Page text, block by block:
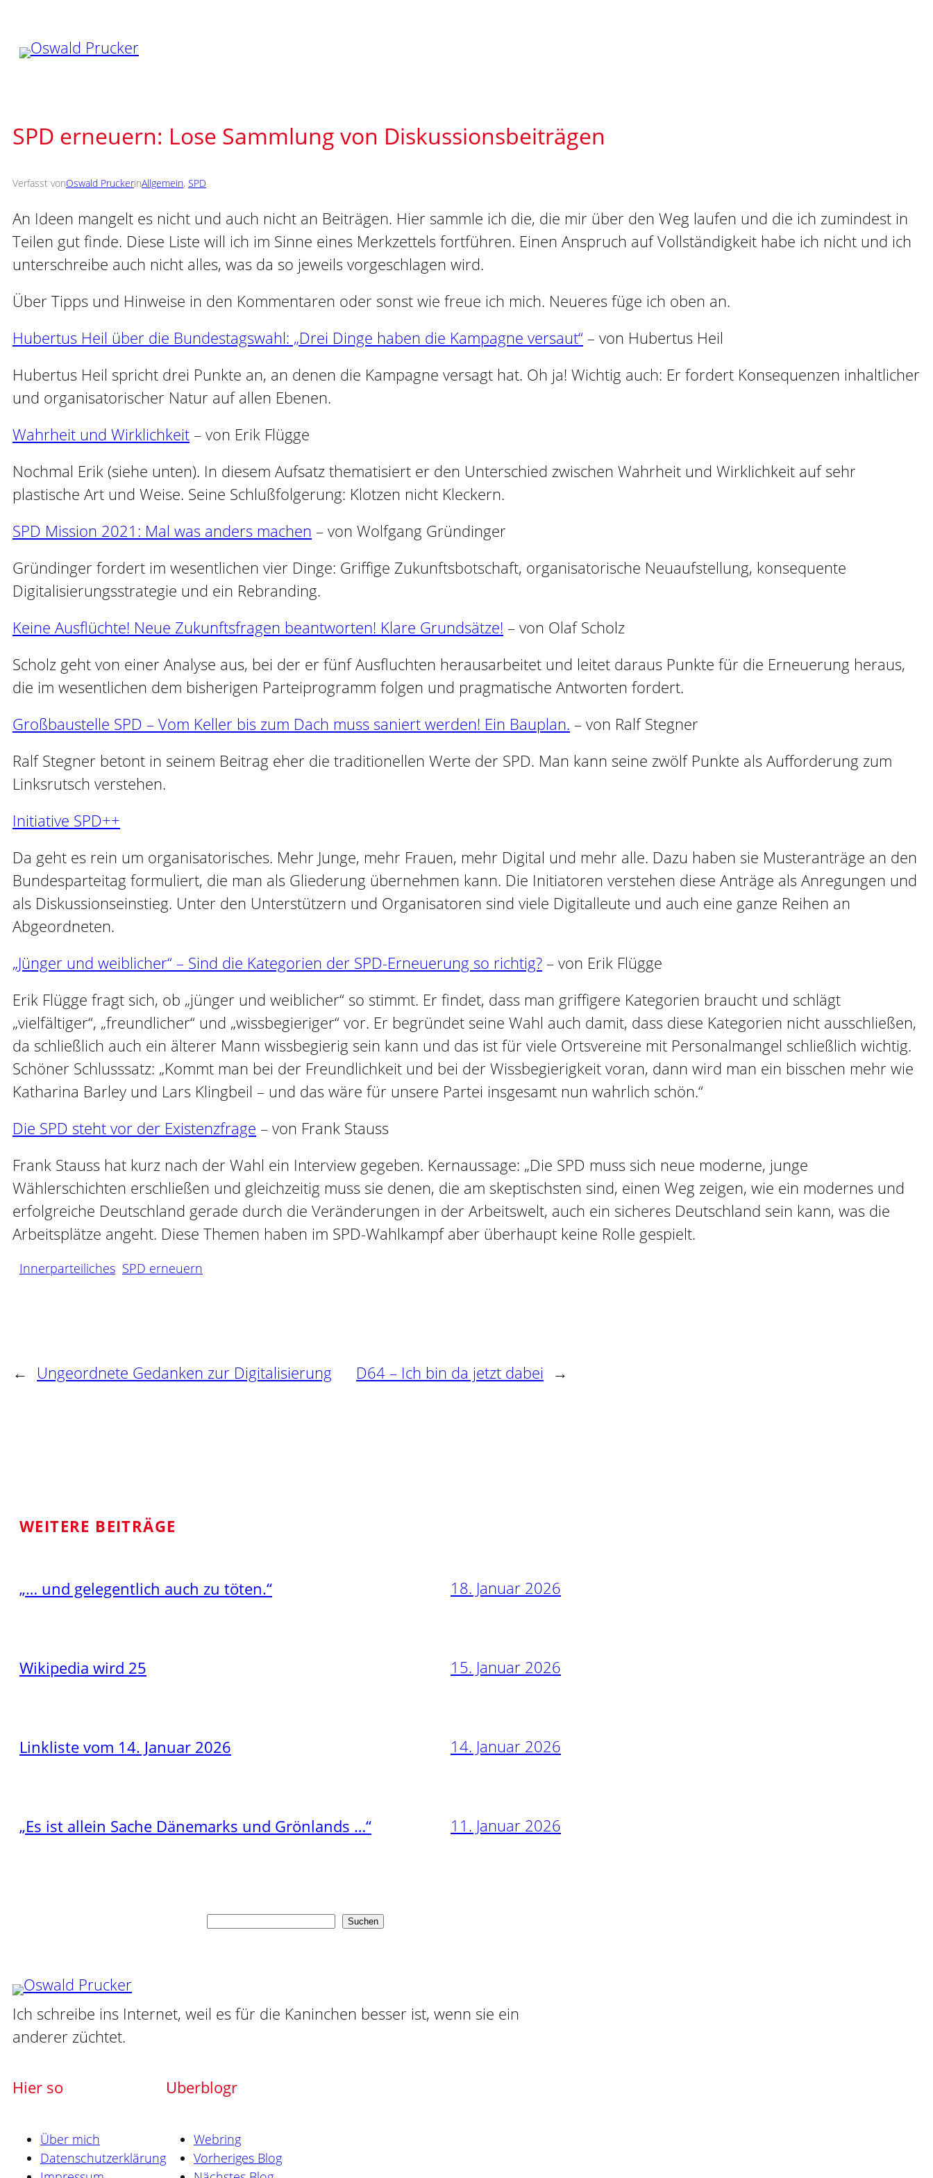
Inhalt
springen
SPD erneuern: Lose Sammlung von Diskussionsbeiträgen
Verfasst vonOswald PruckerinAllgemein, SPD
An Ideen mangelt es nicht und auch nicht an Beiträgen. Hier sammle ich die, die mir über den Weg laufen und die ich zumindest in
Teilen gut finde. Diese Liste will ich im Sinne eines Merkzettels fortführen. Einen Anspruch auf Vollständigkeit habe ich nicht und ich
unterschreibe auch nicht alles, was da so jeweils vorgeschlagen wird.
Über Tipps und Hinweise in den Kommentaren oder sonst wie freue ich mich. Neueres füge ich oben an.
Hubertus Heil über die Bundestagswahl: „Drei Dinge haben die Kampagne versaut“ – von Hubertus Heil
Hubertus Heil spricht drei Punkte an, an denen die Kampagne versagt hat. Oh ja! Wichtig auch: Er fordert Konsequenzen inhaltlicher
und organisatorischer Natur auf allen Ebenen.
Wahrheit und Wirklichkeit – von Erik Flügge
Nochmal Erik (siehe unten). In diesem Aufsatz thematisiert er den Unterschied zwischen Wahrheit und Wirklichkeit auf sehr
plastische Art und Weise. Seine Schlußfolgerung: Klotzen nicht Kleckern.
SPD Mission 2021: Mal was anders machen – von Wolfgang Gründinger
Gründinger fordert im wesentlichen vier Dinge: Griffige Zukunftsbotschaft, organisatorische Neuaufstellung, konsequente
Digitalisierungsstrategie und ein Rebranding.
Keine Ausflüchte! Neue Zukunftsfragen beantworten! Klare Grundsätze! – von Olaf Scholz
Scholz geht von einer Analyse aus, bei der er fünf Ausfluchten herausarbeitet und leitet daraus Punkte für die Erneuerung heraus,
die im wesentlichen dem bisherigen Parteiprogramm folgen und pragmatische Antworten fordert.
Großbaustelle SPD – Vom Keller bis zum Dach muss saniert werden! Ein Bauplan. – von Ralf Stegner
Ralf Stegner betont in seinem Beitrag eher die traditionellen Werte der SPD. Man kann seine zwölf Punkte als Aufforderung zum
Linksrutsch verstehen.
Initiative SPD++
Da geht es rein um organisatorisches. Mehr Junge, mehr Frauen, mehr Digital und mehr alle. Dazu haben sie Musteranträge an den
Bundesparteitag formuliert, die man als Gliederung übernehmen kann. Die Initiatoren verstehen diese Anträge als Anregungen und
als Diskussionseinstieg. Unter den Unterstützern und Organisatoren sind viele Digitalleute und auch eine ganze Reihen an
Abgeordneten.
„Jünger und weiblicher“ – Sind die Kategorien der SPD-Erneuerung so richtig? – von Erik Flügge
Erik Flügge fragt sich, ob „jünger und weiblicher“ so stimmt. Er findet, dass man griffigere Kategorien braucht und schlägt
„vielfältiger“, „freundlicher“ und „wissbegieriger“ vor. Er begründet seine Wahl auch damit, dass diese Kategorien nicht ausschließen,
da schließlich auch ein älterer Mann wissbegierig sein kann und das ist für viele Ortsvereine mit Personalmangel schließlich wichtig.
Schöner Schlusssatz: „Kommt man bei der Freundlichkeit und bei der Wissbegierigkeit voran, dann wird man ein bisschen mehr wie
Katharina Barley und Lars Klingbeil – und das wäre für unsere Partei insgesamt nun wahrlich schön.“
Die SPD steht vor der Existenzfrage – von Frank Stauss
Frank Stauss hat kurz nach der Wahl ein Interview gegeben. Kernaussage: „Die SPD muss sich neue moderne, junge
Wählerschichten erschließen und gleichzeitig muss sie denen, die am skeptischsten sind, einen Weg zeigen, wie ein modernes und
erfolgreiche Deutschland gerade durch die Veränderungen in der Arbeitswelt, auch ein sicheres Deutschland sein kann, was die
Arbeitsplätze angeht. Diese Themen haben im SPD-Wahlkampf aber überhaupt keine Rolle gespielt.
Innerparteiliches SPD erneuern
← Ungeordnete Gedanken zur Digitalisierung D64 – Ich bin da jetzt dabei →
WEITERE BEITRÄGE
„… und gelegentlich auch zu töten.“ 18. Januar 2026
Wikipedia wird 25 15. Januar 2026
Linkliste vom 14. Januar 2026 14. Januar 2026
„Es ist allein Sache Dänemarks und Grönlands …“ 11. Januar 2026
Suchen
Ich schreibe ins Internet, weil es für die Kaninchen besser ist, wenn sie ein
anderer züchtet.
Hier so
Über mich
Datenschutzerklärung
Uberblogr
Webring
Vorheriges Blog